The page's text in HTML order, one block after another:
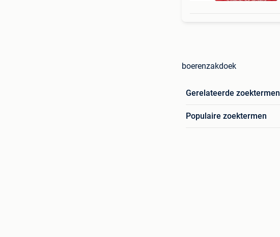
boerenzakdoek
Gerelateerde zoektermen
Populaire zoektermen